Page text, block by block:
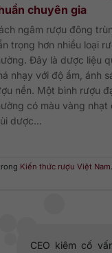
chuyên gia
ngâm rượu đông
trọng hơn nhiều loại
Đây là dược liệu
nhạy với độ ẩm, ánh
nền. Một bình rượu
có màu vàng nhạt
dược...
Kiến thức rượu Việt Nam
CEO kiêm cố